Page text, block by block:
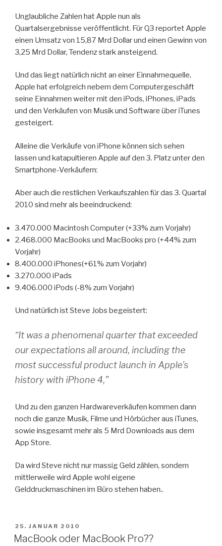
Unglaubliche Zahlen hat Apple nun als
Quartalsergebnisse veröffentlicht. Für Q3 reportet Apple
einen Umsatz von 15,87 Mrd Dollar und einen Gewinn von
3,25 Mrd Dollar, Tendenz stark ansteigend.
Und das liegt natürlich nicht an einer Einnahmequelle,
Apple hat erfolgreich nebem dem Computergeschäft
seine Einnahmen weiter mit den iPods, iPhones, iPads
und den Verkäufen von Musik und Software über iTunes
gesteigert.
Alleine die Verkäufe von iPhone können sich sehen
lassen und katapultieren Apple auf den 3. Platz unter den
Smartphone-Verkäufern:
Aber auch die restlichen Verkaufszahlen für das 3. Quartal
2010 sind mehr als beeindruckend:
3.470.000 Macintosh Computer (+33% zum Vorjahr)
2.468.000 MacBooks und MacBooks pro (+44% zum
Vorjahr)
8.400.000 iPhones(+61% zum Vorjahr)
3.270.000 iPads
9.406.000 iPods (-8% zum Vorjahr)
Und natürlich ist Steve Jobs begeistert:
“It was a phenomenal quarter that exceeded
our expectations all around, including the
most successful product launch in Apple’s
history with iPhone 4,”
Und zu den ganzen Hardwareverkäufen kommen dann
noch die ganze Musik, Filme und Hörbücher aus iTunes,
sowie insgesamt mehr als 5 Mrd Downloads aus dem
App Store.
Da wird Steve nicht nur massig Geld zählen, sondern
mittlerweile wird Apple wohl eigene
Gelddruckmaschinen im Büro stehen haben..
VERÖFFENTLICHT
AM
25. JANUAR 2010
MacBook oder MacBook Pro??